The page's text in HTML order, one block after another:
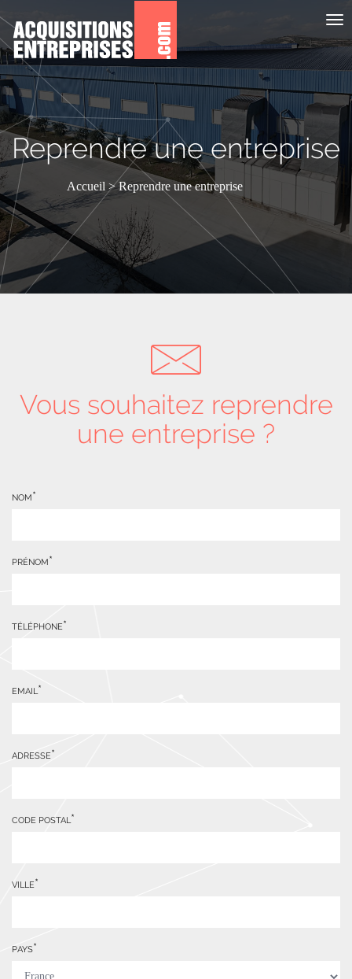
Reprendre une entreprise
Accueil Reprendre une entreprise
Vous souhaitez reprendre
une entreprise ?
NOM
PRÉNOM
TÉLÉPHONE
EMAIL
ADRESSE
CODE POSTAL
VILLE
PAYS